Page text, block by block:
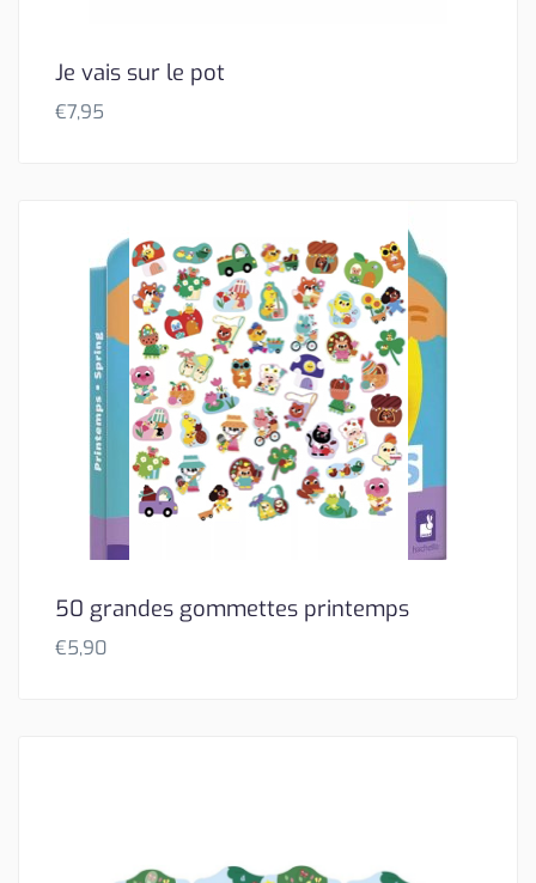
Je vais sur le pot
€7,95
50 grandes gommettes printemps
€5,90